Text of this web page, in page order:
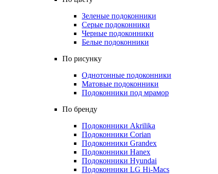
Зеленые подоконники
Серые подоконники
Черные подоконники
Белые подоконники
По рисунку
Однотонные подоконники
Матовые подоконники
Подоконники под мрамор
По бренду
Подоконники Akrilika
Подоконники Corian
Подоконники Grandex
Подоконники Hanex
Подоконники Hyundai
Подоконники LG Hi-Macs